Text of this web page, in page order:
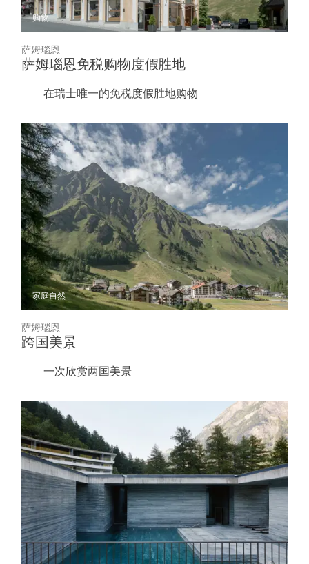
购物
萨姆瑙恩
萨姆瑙恩免税购物度假胜地
在瑞士唯一的免税度假胜地购物
家庭自然
萨姆瑙恩
跨国美景
一次欣赏两国美景